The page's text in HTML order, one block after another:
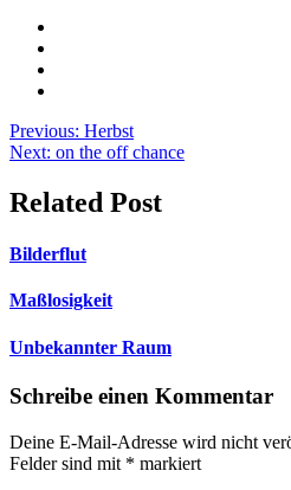
Beitragsnavigation
Previous: Herbst
Next: on the off chance
Related Post
Bilderflut
Maßlosigkeit
Unbekannter Raum
Schreibe einen Kommentar
Deine E-Mail-Adresse wird nicht
Felder sind mit * markiert